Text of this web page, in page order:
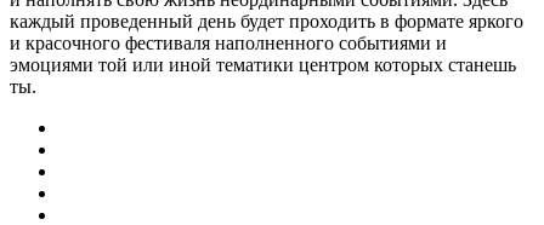
каждый проведенный день будет проходить в формате яркого
и красочного фестиваля наполненного событиями и
эмоциями той или иной тематики центром которых станешь
ты.